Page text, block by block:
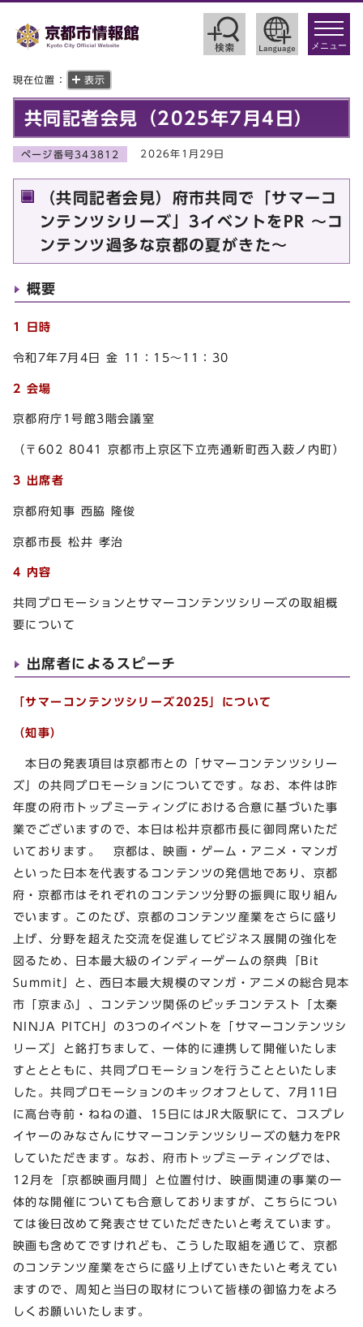
toggle
メニュー
現在位置： 表示
共同記者会見（2025年7月4日）
ページ番号343812 2026年1月29日
（共同記者会見）府市共同で「サマーコ
ンテンツシリーズ」3イベントをPR ～コ
ンテンツ過多な京都の夏がきた～
概要
1 日時
令和7年7月4日 金 11：15～11：30
2 会場
京都府庁1号館3階会議室
（〒602 8041 京都市上京区下立売通新町西入薮ノ内町）
3 出席者
京都府知事 西脇 隆俊
京都市長 松井 孝治
4 内容
共同プロモーションとサマーコンテンツシリーズの取組概
要について
出席者によるスピーチ
「サマーコンテンツシリーズ2025」について
（知事）
本日の発表項目は京都市との「サマーコンテンツシリー
ズ」の共同プロモーションについてです。なお、本件は昨
年度の府市トップミーティングにおける合意に基づいた事
業でございますので、本日は松井京都市長に御同席いただ
いております。 京都は、映画・ゲーム・アニメ・マンガ
といった日本を代表するコンテンツの発信地であり、京都
府・京都市はそれぞれのコンテンツ分野の振興に取り組ん
でいます。このたび、京都のコンテンツ産業をさらに盛り
上げ、分野を超えた交流を促進してビジネス展開の強化を
図るため、日本最大級のインディーゲームの祭典「Bit
Summit」と、西日本最大規模のマンガ・アニメの総合見本
市「京まふ」、コンテンツ関係のピッチコンテスト「太秦
NINJA PITCH」の3つのイベントを「サマーコンテンツシ
リーズ」と銘打ちまして、一体的に連携して開催いたしま
すととともに、共同プロモーションを行うことといたしま
した。共同プロモーションのキックオフとして、7月11日
に高台寺前・ねねの道、15日にはJR大阪駅にて、コスプレ
イヤーのみなさんにサマーコンテンツシリーズの魅力をPR
していただきます。なお、府市トップミーティングでは、
12月を「京都映画月間」と位置付け、映画関連の事業の一
体的な開催についても合意しておりますが、こちらについ
ては後日改めて発表させていただきたいと考えています。
映画も含めてですけれども、こうした取組を通じて、京都
のコンテンツ産業をさらに盛り上げていきたいと考えてい
ますので、周知と当日の取材について皆様の御協力をよろ
しくお願いいたします。